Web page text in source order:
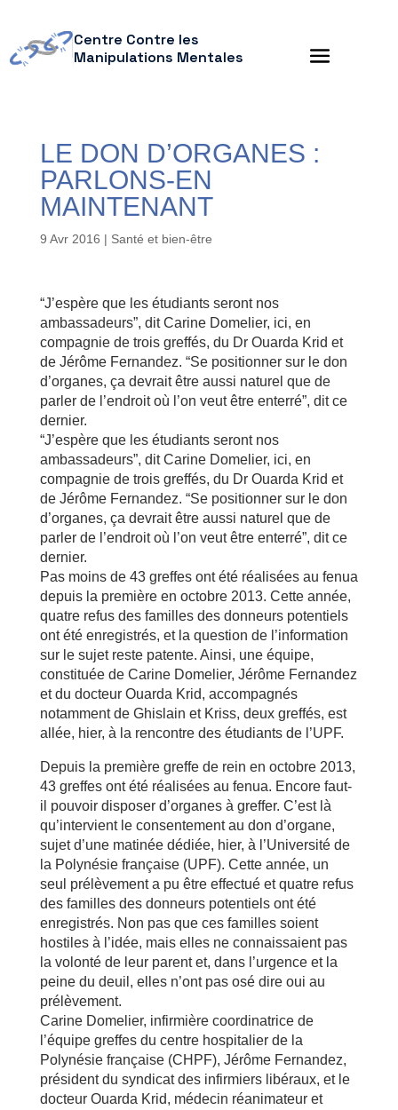
Centre Contre les
Manipulations Mentales
LE DON D’ORGANES :
PARLONS-EN
MAINTENANT
9 Avr 2016 | Santé et bien-être
“J’espère que les étudiants seront nos
ambassadeurs”, dit Carine Domelier, ici, en
compagnie de trois greffés, du Dr Ouarda Krid et
de Jérôme Fernandez. “Se positionner sur le don
d’organes, ça devrait être aussi naturel que de
parler de l’endroit où l’on veut être enterré”, dit ce
dernier.
“J’espère que les étudiants seront nos
ambassadeurs”, dit Carine Domelier, ici, en
compagnie de trois greffés, du Dr Ouarda Krid et
de Jérôme Fernandez. “Se positionner sur le don
d’organes, ça devrait être aussi naturel que de
parler de l’endroit où l’on veut être enterré”, dit ce
dernier.
Pas moins de 43 greffes ont été réalisées au fenua
depuis la première en octobre 2013. Cette année,
quatre refus des familles des donneurs potentiels
ont été enregistrés, et la question de l’information
sur le sujet reste patente. Ainsi, une équipe,
constituée de Carine Domelier, Jérôme Fernandez
et du docteur Ouarda Krid, accompagnés
notamment de Ghislain et Kriss, deux greffés, est
allée, hier, à la rencontre des étudiants de l’UPF.
Depuis la première greffe de rein en octobre 2013,
43 greffes ont été réalisées au fenua. Encore faut-
il pouvoir disposer d’organes à greffer. C’est là
qu’intervient le consentement au don d’organe,
sujet d’une matinée dédiée, hier, à l’Université de
la Polynésie française (UPF). Cette année, un
seul prélèvement a pu être effectué et quatre refus
des familles des donneurs potentiels ont été
enregistrés. Non pas que ces familles soient
hostiles à l’idée, mais elles ne connaissaient pas
la volonté de leur parent et, dans l’urgence et la
peine du deuil, elles n’ont pas osé dire oui au
prélèvement.
Carine Domelier, infirmière coordinatrice de
l’équipe greffes du centre hospitalier de la
Polynésie française (CHPF), Jérôme Fernandez,
président du syndicat des infirmiers libéraux, et le
docteur Ouarda Krid, médecin réanimateur et